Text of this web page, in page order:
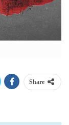
Share